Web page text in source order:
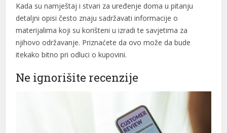
Panel
Panel
panel
Kada su namještaj i stvari za uređenje doma u pitanju
detaljni opisi često znaju sadržavati informacije o
materijalima koji su korišteni u izradi te savjetima za
njihovo održavanje. Priznaćete da ovo može da bude
itekako bitno pri odluci o kupovini.
Ne ignorišite recenzije